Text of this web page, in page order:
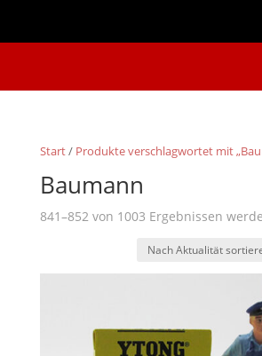
Start/ Produkte verschlagwortet mit
Baumann
841–852 von 1003 Ergebnissen